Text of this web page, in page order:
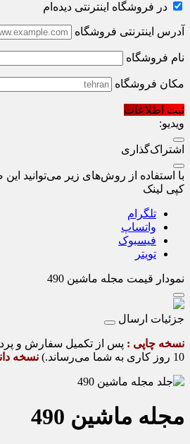
در فروشگاه اینترنتی دیده‌ام
آدرس اینترنتی فروشگاه
نام فروشگاه
مکان فروشگاه
ثبت اطلاعات
ویدیو:
اشتراک‌گذاری
با استفاده از روش‌های زیر می‌توانید
کپی لینک
تلگرام
واتساپ
فیسبوک
تویتر
نمودار قیمت مجله ماشین 490
جزئیات ارسال
نسخه چاپی :
10 روز کاری به شما می‌رساند.)
نسخه
مجله ماشین 490